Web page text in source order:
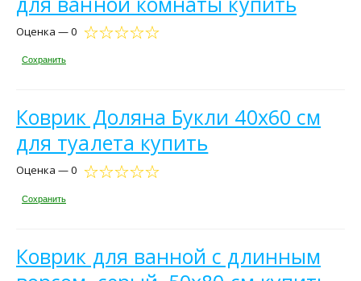
Оценка — 0
Сохранить
Коврик Доляна Букли 40х60 см
для туалета купить
Оценка — 0
Сохранить
Коврик для ванной с длинным